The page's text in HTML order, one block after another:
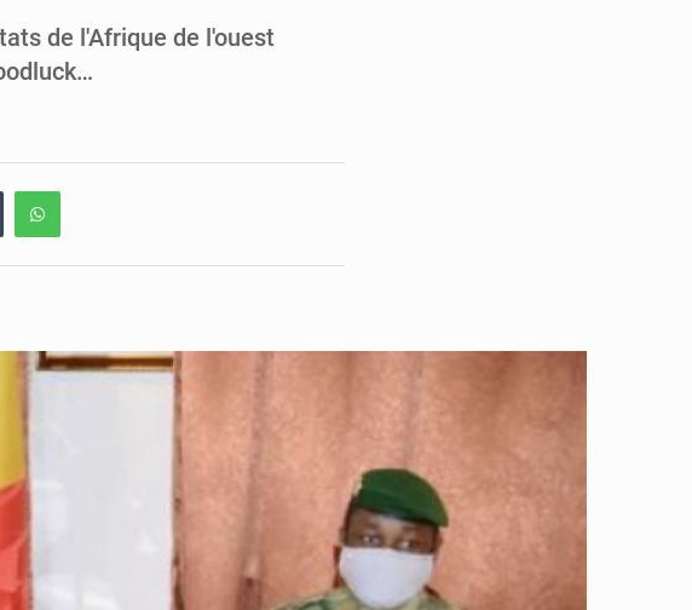
de l'Afrique de l'ouest